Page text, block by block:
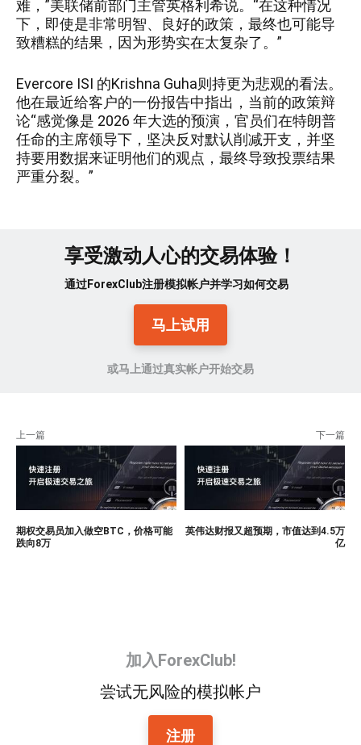
难，”美联储前部门主管英格利希说。“在这种情况
下，即使是非常明智、良好的政策，最终也可能导
致糟糕的结果，因为形势实在太复杂了。”
Evercore ISI 的Krishna Guha则持更为悲观的看法。
他在最近给客户的一份报告中指出，当前的政策辩
论“感觉像是 2026 年大选的预演，官员们在特朗普
任命的主席领导下，坚决反对默认削减开支，并坚
持要用数据来证明他们的观点，最终导致投票结果
严重分裂。”
享受激动人心的交易体验！
通过ForexClub注册模拟帐户并学习如何交易
马上试用
或马上通过真实帐户开始交易
上一篇
期权交易员加入做空BTC，价格可能
跌向8万
下一篇
英伟达财报又超预期，市值达到4.5万
亿
加入ForexClub!
尝试无风险的模拟帐户
注册